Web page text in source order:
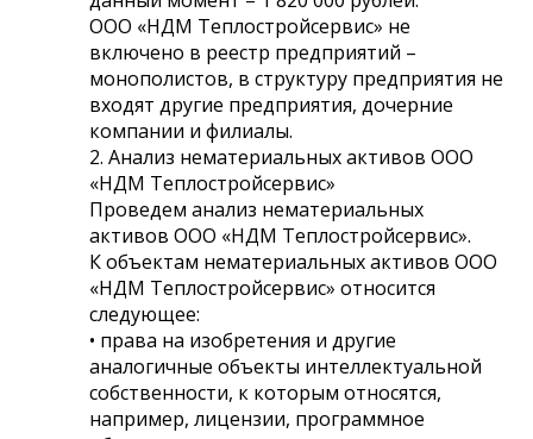
ООО «НДМ Теплостройсервис» не
включено в реестр предприятий –
монополистов, в структуру предприятия не
входят другие предприятия, дочерние
компании и филиалы.
2. Анализ нематериальных активов ООО
«НДМ Теплостройсервис»
Проведем анализ нематериальных
активов ООО «НДМ Теплостройсервис».
К объектам нематериальных активов ООО
«НДМ Теплостройсервис» относится
следующее:
• права на изобретения и другие
аналогичные объекты интеллектуальной
собственности, к которым относятся,
например, лицензии, программное